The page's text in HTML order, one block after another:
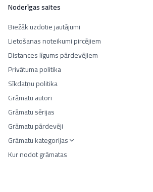
Noderīgas saites
Biežāk uzdotie jautājumi
Lietošanas noteikumi pircējiem
Distances līgums pārdevējiem
Privātuma politika
Sīkdatņu politika
Grāmatu autori
Grāmatu sērijas
Grāmatu pārdevēji
Grāmatu kategorijas
Kur nodot grāmatas